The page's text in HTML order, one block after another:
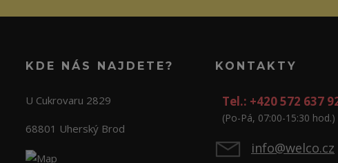
KDE NÁS NAJDETE?
U Cukrovaru 2829
68801 Uherský Brod
KONTAKTY
Tel.: +420 572 637
(Po-Pá, 07:00-15:30 hod.)
info@welco.cz